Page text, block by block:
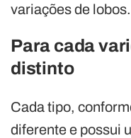
variações de lobos.
Para cada
distinto
Cada tipo,
diferente e possui